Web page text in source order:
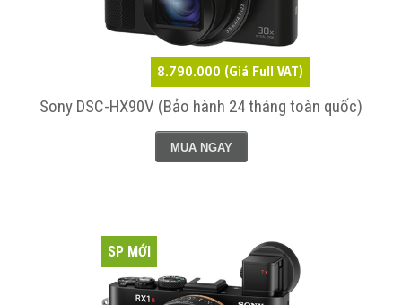
8.790.000 (Giá Full VAT)
Sony DSC-HX90V (Bảo hành 24 tháng toàn quốc)
MUA NGAY
SP MỚI